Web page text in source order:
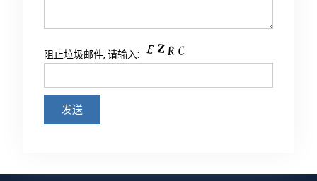
阻止垃圾邮件, 请输入: